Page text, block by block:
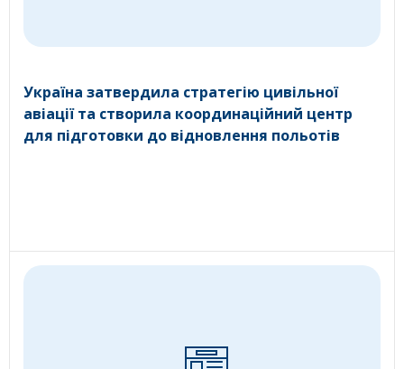
Україна затвердила стратегію цивільної
авіації та створила координаційний центр
для підготовки до відновлення польотів